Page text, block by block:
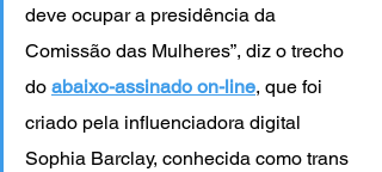
deve ocupar a presidência da
Comissão das Mulheres”, diz o trecho
do abaixo-assinado on-line, que foi
criado pela influenciadora digital
Sophia Barclay, conhecida como trans